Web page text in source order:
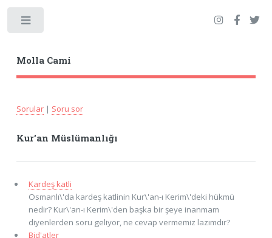
Molla Cami
Sorular| Soru sor
Kur’an Müslümanlığı
Kardeş katli
Osmanlı\'da kardeş katlinin Kur\'an-ı Kerim\'deki hükmü
nedir? Kur\'an-ı Kerim\'den başka bir şeye inanmam
diyenlerden soru geliyor, ne cevap vermemiz lazımdır?
Bid'atler